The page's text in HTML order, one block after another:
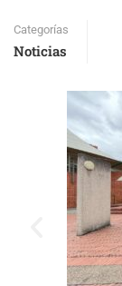
Categorías
Noticias